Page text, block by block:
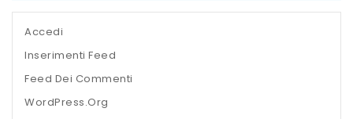
Accedi
Inserimenti Feed
Feed Dei Commenti
WordPress.org